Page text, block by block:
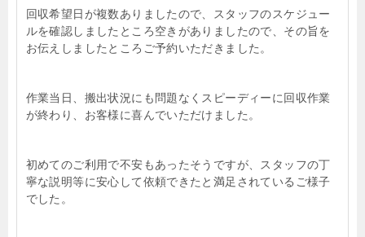
回収希望日が複数ありましたので、スタッフのスケジュー
ルを確認しましたところ空きがありましたので、その旨を
お伝えしましたところご予約いただきました。
作業当日、搬出状況にも問題なくスピーディーに回収作業
が終わり、お客様に喜んでいただけました。
初めてのご利用で不安もあったそうですが、スタッフの丁
寧な説明等に安心して依頼できたと満足されているご様子
でした。